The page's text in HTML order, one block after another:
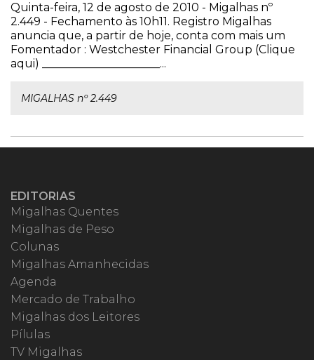
Quinta-feira, 12 de agosto de 2010 - Migalhas nº
2.449 - Fechamento às 10h11. Registro Migalhas
anuncia que, a partir de hoje, conta com mais um
Fomentador : Westchester Financial Group (Clique
aqui) _____________________...
MIGALHAS nº 2.449
EDITORIAS
Migalhas Quentes
Migalhas de Peso
Colunas
Migalhas Amanhecidas
Agenda
Mercado de Trabalho
Migalhas dos Leitores
Pílulas
TV Migalhas